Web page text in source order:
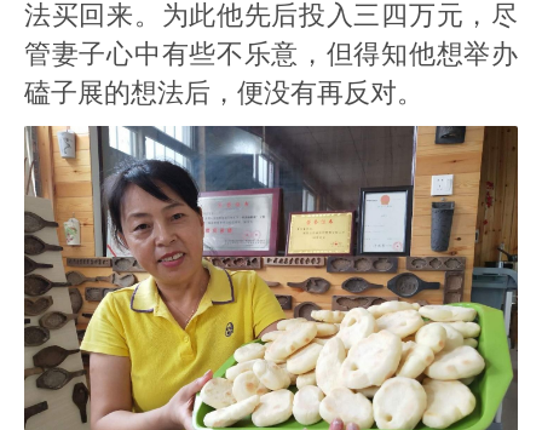
法买回来。为此他先后投入三四万元，尽
管妻子心中有些不乐意，但得知他想举办
磕子展的想法后，便没有再反对。